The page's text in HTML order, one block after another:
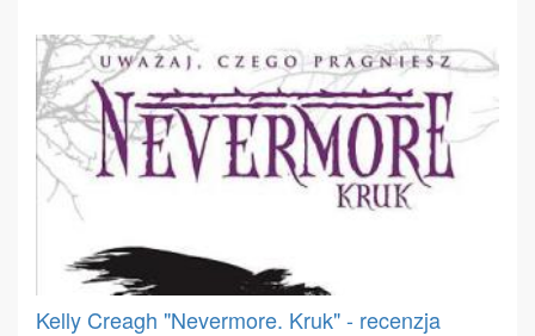
Kelly Creagh "Nevermore. Kruk" - recenzja